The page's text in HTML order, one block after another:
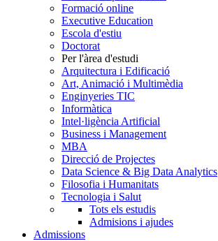
Formació online
Executive Education
Escola d'estiu
Doctorat
Per l'àrea d'estudi
Arquitectura i Edificació
Art, Animació i Multimèdia
Enginyeries TIC
Informàtica
Intel·ligència Artificial
Business i Management
MBA
Direcció de Projectes
Data Science & Big Data Analytics
Filosofia i Humanitats
Tecnologia i Salut
Tots els estudis
Admisions i ajudes
Admissions